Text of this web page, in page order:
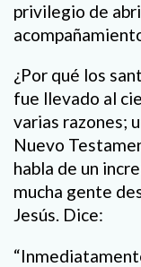
privilegio de
¿Por qué los
fue llevado al
varias razones;
Nuevo
habla de un
mucha gente
Jesús. Dice: